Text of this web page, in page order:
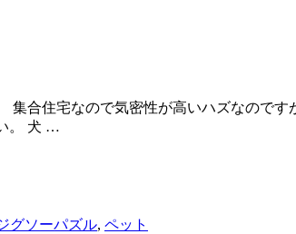
集合住宅なので気密性が高いハズなので
。 犬 …
グソーパズル, ペット